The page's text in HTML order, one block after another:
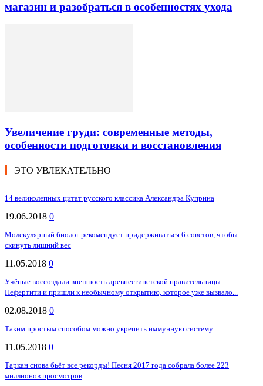
магазин и разобраться в особенностях ухода
Увеличение груди: современные методы,
особенности подготовки и восстановления
ЭТО УВЛЕКАТЕЛЬНО
14 великолепных цитат русского классика Александра Куприна
19.06.2018 0
Молекулярный биолог рекомендует придерживаться 6 советов, чтобы
скинуть лишний вес
11.05.2018 0
Учёные воссоздали внешность древнеегипетской правительницы
Нефертити и пришли к необычному открытию, которое уже вызвало...
02.08.2018 0
Таким простым способом можно укрепить иммунную систему.
11.05.2018 0
Таркан снова бьёт все рекорды! Песня 2017 года собрала более 223
миллионов просмотров